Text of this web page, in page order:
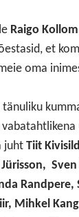
Raigo
et
oma
tänuliku
juht Tiit
Jürisson,
Mihkel